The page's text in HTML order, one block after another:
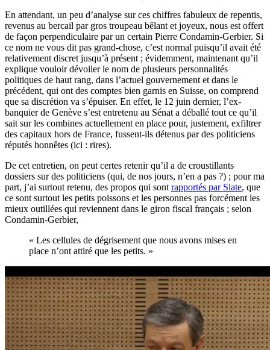
En attendant, un peu d’analyse sur ces chiffres fabuleux de repentis,
revenus au bercail par gros troupeau bêlant et joyeux, nous est offert
de façon perpendiculaire par un certain Pierre Condamin-Gerbier. Si
ce nom ne vous dit pas grand-chose, c’est normal puisqu’il avait été
relativement discret jusqu’à présent ; évidemment, maintenant qu’il
explique vouloir dévoiler le nom de plusieurs personnalités
politiques de haut rang, dans l’actuel gouvernement et dans le
précédent, qui ont des comptes bien garnis en Suisse, on comprend
que sa discrétion va s’épuiser. En effet, le 12 juin dernier, l’ex-
banquier de Genève s’est entretenu au Sénat a déballé tout ce qu’il
sait sur les combines actuellement en place pour, justement, exfiltrer
des capitaux hors de France, fussent-ils détenus par des politiciens
réputés honnêtes (ici : rires).
De cet entretien, on peut certes retenir qu’il a de croustillants
dossiers sur des politiciens (qui, de nos jours, n’en a pas ?) ; pour ma
part, j’ai surtout retenu, des propos qui sont rapportés par Slate, que
ce sont surtout les petits poissons et les personnes pas forcément les
mieux outillées qui reviennent dans le giron fiscal français ; selon
Condamin-Gerbier,
« Les cellules de dégrisement que nous avons mises en
place n’ont attiré que les petits. »